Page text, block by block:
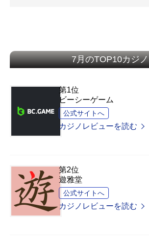
7月のTOP10カジノ
第1位
ビーシーゲーム
公式サイトへ
カジノレビューを読む
第2位
遊雅堂
公式サイトへ
カジノレビューを読む